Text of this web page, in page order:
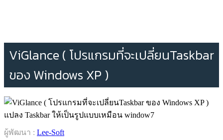
ViGlance ( โปรแกรมที่จะเปลี่ยนTaskbar
ของ Windows XP )
แปลง Taskbar ให้เป็นรูปแบบเหมือน window7
ผู้พัฒนา : Lee-Soft